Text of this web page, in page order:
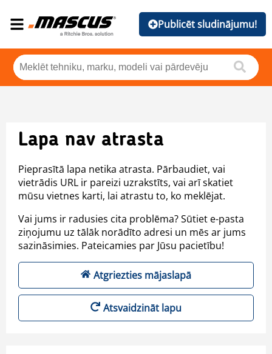
Publicēt sludinājumu!
Lapa nav atrasta
Pieprasītā lapa netika atrasta. Pārbaudiet, vai
vietrādis URL ir pareizi uzrakstīts, vai arī skatiet
mūsu vietnes karti, lai atrastu to, ko meklējat.
Vai jums ir radusies cita problēma? Sūtiet e-pasta
ziņojumu uz tālāk norādīto adresi un mēs ar jums
sazināsimies. Pateicamies par Jūsu pacietību!
Atgriezties mājaslapā
Atsvaidzināt lapu